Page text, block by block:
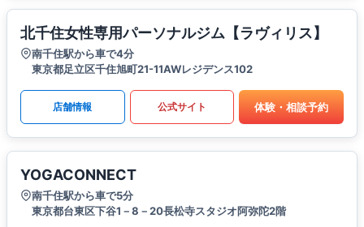
北千住女性専用パーソナルジム【ラヴィリス】
南千住駅から車で4分
東京都足立区千住旭町21-11AWレジデンス102
店舗情報 公式サイト 体験・相談予約
YOGACONNECT
南千住駅から車で5分
東京都台東区下谷1－8－20長松寺スタジオ阿弥陀2階